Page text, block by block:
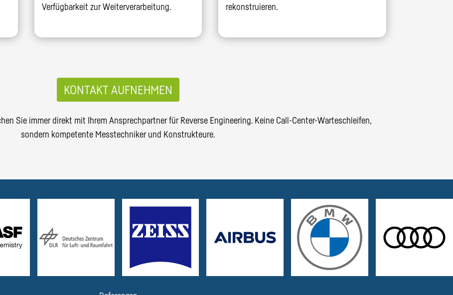
Verfügbarkeit zur Weiterverarbeitung.
rekonstruieren.
KONTAKT AUFNEHMEN
Sie immer direkt mit Ihrem Ansprechpartner für Reverse Engineering. Keine Call-Center-Warteschleifen,
sondern kompetente Messtechniker und Konstrukteure.